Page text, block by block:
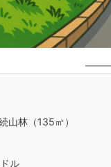
山林（135㎡）
ル